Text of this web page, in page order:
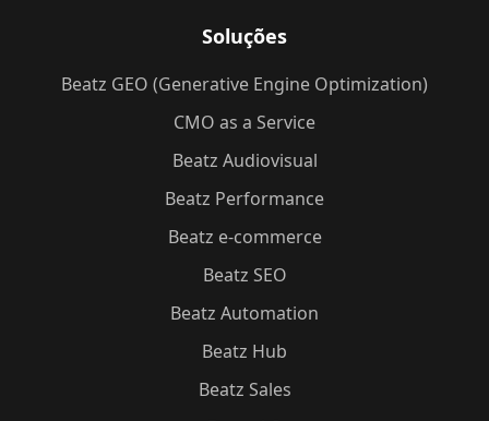
Soluções
Beatz GEO (Generative Engine Optimization)
CMO as a Service
Beatz Audiovisual
Beatz Performance
Beatz e-commerce
Beatz SEO
Beatz Automation
Beatz Hub
Beatz Sales